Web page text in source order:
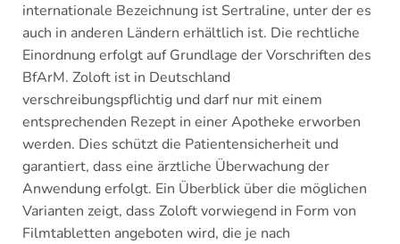
internationale Bezeichnung ist Sertraline, unter der es
auch in anderen Ländern erhältlich ist. Die rechtliche
Einordnung erfolgt auf Grundlage der Vorschriften des
BfArM. Zoloft ist in Deutschland
verschreibungspflichtig und darf nur mit einem
entsprechenden Rezept in einer Apotheke erworben
werden. Dies schützt die Patientensicherheit und
garantiert, dass eine ärztliche Überwachung der
Anwendung erfolgt. Ein Überblick über die möglichen
Varianten zeigt, dass Zoloft vorwiegend in Form von
Filmtabletten angeboten wird, die je nach